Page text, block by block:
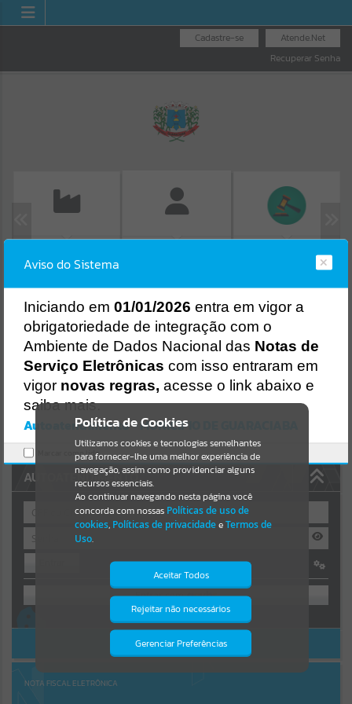
Atende.Net
Cadastre-se
Recuperar Senha
ISS/ALVARÁ
Resultados para""
Portais
Por favor, aguarde...
NOTÍCIAS
Por favor, aguarde...
Por favor, aguarde...
AUTOATENDIMENTO
OU
Cadastre-se|Recuperar Senha
ACESSAR SEM LOGIN
NOTA FISCAL ELETRÔNICA
Política de Cookies
Utilizamos cookies e tecnologias semelhantes
para fornecer-lhe uma melhor experiência de
navegação, assim como providenciar alguns
recursos essenciais.
Ao continuar navegando nesta página você
concorda com nossas Políticas de uso de
cookies, Políticas de privacidadeeTermos de
Uso.
Aceitar Todos
Rejeitar não necessários
Gerenciar Preferências
Isto significa que diversos recursos
providenciados poderão não estar
Aviso do Sistema
Iniciando em 01/01/2026 entra em vigor a
obrigatoriedade de integração com o
Ambiente de Dados Nacional das Notas de
Serviço Eletrônicas com isso entraram em
vigor novas regras, acesse o link abaixo e
saiba mais.
Autoatendimento - MUNICIPIO DE GUARACIABA
Marcar como lido.
Erro
Gerenciamento do Sistema
CÓDIGO DA MENSAGEM:
Ocorreu um erro de script:
Uncaught SyntaxError: Unexpected token '('
https://guaraciaba.atende.net/cidadao/pagina/static/bundle/wpo_in
dex_2_base_l2_portal_editores_sync_d9fb77cfd5741fafc9972edc7a6
41fea.js?v=83d4f602:47
Verificar Mais Detalhes